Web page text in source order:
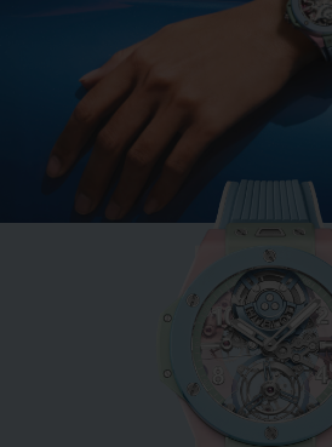
BIG BANG
MINT GREEN CERAMIC
EUR 15,200 •